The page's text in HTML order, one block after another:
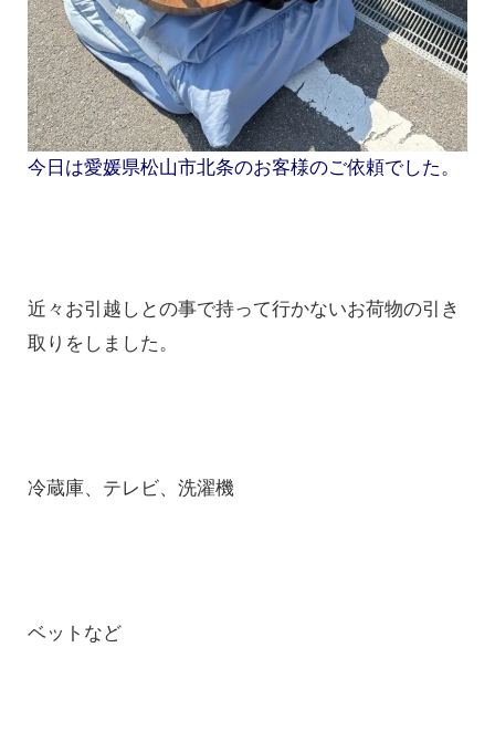
今日は愛媛県松山市北条のお客様のご依頼でした。
近々お引越しとの事で持って行かないお荷物の引き
取りをしました。
冷蔵庫、テレビ、洗濯機
ベットなど